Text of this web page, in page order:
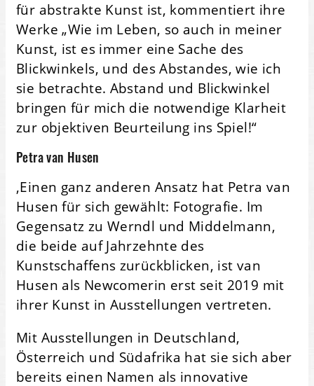
für abstrakte Kunst ist, kommentiert ihre
Werke „Wie im Leben, so auch in meiner
Kunst, ist es immer eine Sache des
Blickwinkels, und des Abstandes, wie ich
sie betrachte. Abstand und Blickwinkel
bringen für mich die notwendige Klarheit
zur objektiven Beurteilung ins Spiel!“
Petra van Husen
‚Einen ganz anderen Ansatz hat Petra van
Husen für sich gewählt: Fotografie. Im
Gegensatz zu Werndl und Middelmann,
die beide auf Jahrzehnte des
Kunstschaffens zurückblicken, ist van
Husen als Newcomerin erst seit 2019 mit
ihrer Kunst in Ausstellungen vertreten.
Mit Ausstellungen in Deutschland,
Österreich und Südafrika hat sie sich aber
bereits einen Namen als innovative